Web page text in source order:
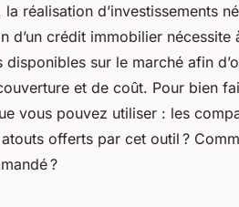
réalisation d’investissements
d’un crédit immobilier nécessite
sur le marché afin
et de coût. Pour bien
vous pouvez utiliser : les
offerts par cet outil ?
?